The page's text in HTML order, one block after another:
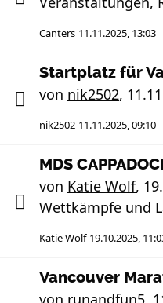
Canters 11.11.2025, 13:03
Startplatz für
von nik2502,
nik2502 11.11.2025, 09:10
MDS
von Katie Wolf,
Wettkämpfe und
Katie Wolf 19.10.2025,
Vancouver
von runandfun5